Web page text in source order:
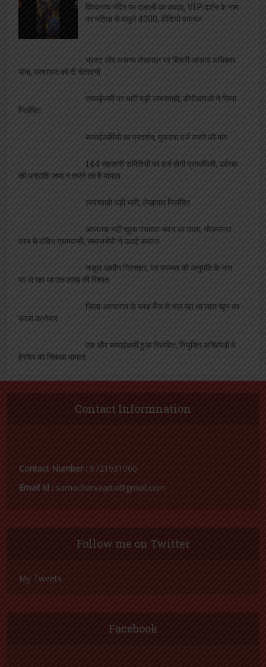
विश्वनाथ मंदिर पर दलालों का कब्ज़ा, VIP दर्शन के नाम
पर महिला से वसूले 4000, वीडियो वायरल
भ्रस्ट और असभ्य लेखपाल पर बिफरी आज़ाद अधिकार
सेना, प्रशासन को दी चेतावनी
सफाईकर्मी पर भारी पड़ी लापरवाही, डीपीआरओ ने किया
निलंबित
सफाईकर्मियों का प्रदर्शन, मुकदमा दर्ज करने की मांग
144 सहकारी समितियों पर दर्ज होगी प्राथमिकी, उर्वरक
की धनराशि जमा न करने का है मामला
लापरवाही पड़ी भारी, लेखपाल निलंबित
आजतक नहीं खुला पंचायत भवन का ताला, योजनागत
लाभ से वंचित ग्रामवासी, समाजसेवी ने उठाई आवाज
नजूल आमीन गिरफ्तार, घर मरम्मत की अनुमति के नाम
पर ले रहा था एक लाख की रिश्वत
ज़िला अस्पताल के ब्लड बैंक से चल रहा था लाल खून का
काला कारोबार
एक और सफाईकर्मी हुआ निलंबित, नियुक्ति अभिलेखों में
हेरफेर का निकला मामला
Contact Informnation
Contact Number : 9721931000
Email Id : samacharvaarta@gmail.com
Follow me on Twitter
My Tweets
Facebook